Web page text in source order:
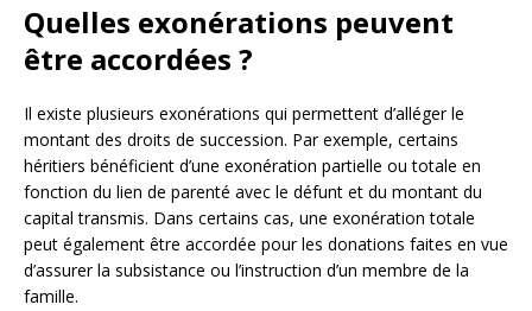
Quelles exonérations peuvent
être accordées ?
Il existe plusieurs exonérations qui permettent d’alléger le
montant des droits de succession. Par exemple, certains
héritiers bénéficient d’une exonération partielle ou totale en
fonction du lien de parenté avec le défunt et du montant du
capital transmis. Dans certains cas, une exonération totale
peut également être accordée pour les donations faites en vue
d’assurer la subsistance ou l’instruction d’un membre de la
famille.